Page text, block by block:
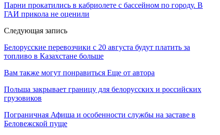
Парни прокатились в кабриолете с бассейном по городу. В
ГАИ прикола не оценили
Следующая запись
Белорусские перевозчики с 20 августа будут платить за
топливо в Казахстане больше
Вам также могут понравиться Еще от автора
Польша закрывает границу для белорусских и российских
грузовиков
Пограничная Афиша и особенности службы на заставе в
Беловежской пуще